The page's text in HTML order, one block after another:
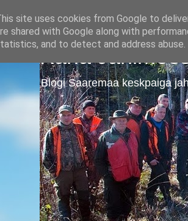
Kärla
Blogi Saaremaa keskpaiga
site uses cookies from Google to
shared with Google along with
and to detect and address abuse.